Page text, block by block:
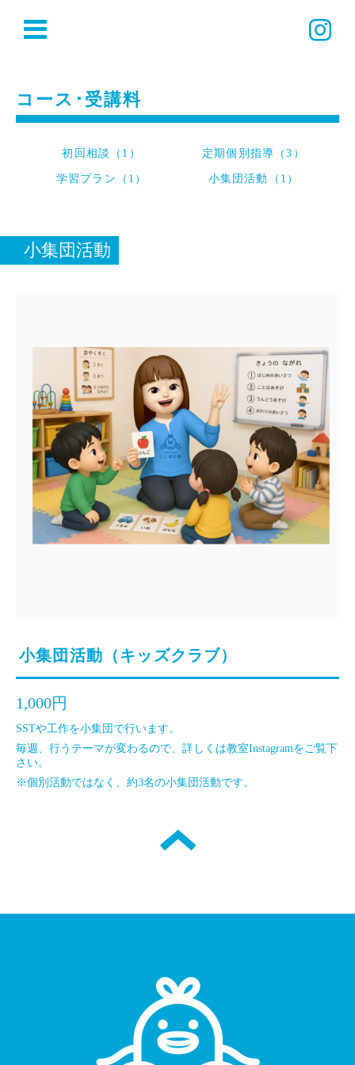
コース･受講料
初回相談（1） 定期個別指導（3）
学習プラン（1） 小集団活動（1）
小集団活動
小集団活動（キッズクラブ）
1,000円
SSTや工作を小集団で行います。
毎週、行うテーマが変わるので、詳しくは教室Instagramをご覧下
さい。
※個別活動ではなく、約3名の小集団活動です。